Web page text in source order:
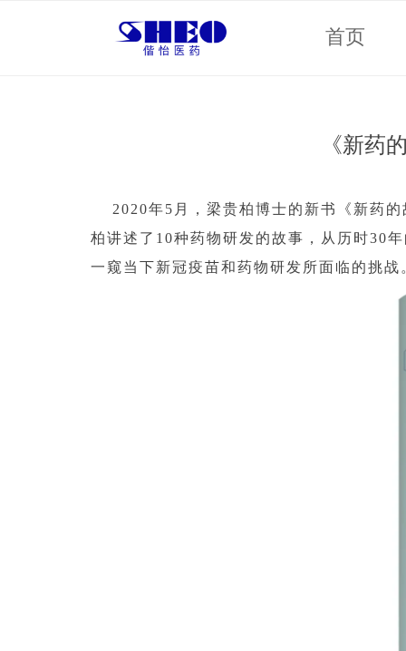
首页
《新药
2020年5月，梁贵柏博士的新书《新药的
柏讲述了10种药物研发的故事，从历时30
一窥当下新冠疫苗和药物研发所面临的挑战